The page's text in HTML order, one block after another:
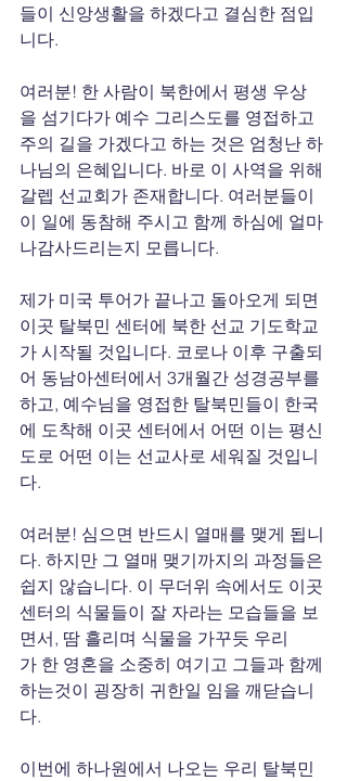
들이 신앙생활을 하겠다고 결심한 점입
니다.
여러분! 한 사람이 북한에서 평생 우상
을 섬기다가 예수 그리스도를 영접하고
주의 길을 가겠다고 하는 것은 엄청난 하
나님의 은혜입니다. 바로 이 사역을 위해
갈렙 선교회가 존재합니다. 여러분들이
이 일에 동참해 주시고 함께 하심에 얼마
나감사드리는지 모릅니다.
제가 미국 투어가 끝나고 돌아오게 되면
이곳 탈북민 센터에 북한 선교 기도학교
가 시작될 것입니다. 코로나 이후 구출되
어 동남아센터에서 3개월간 성경공부를
하고, 예수님을 영접한 탈북민들이 한국
에 도착해 이곳 센터에서 어떤 이는 평신
도로 어떤 이는 선교사로 세워질 것입니
다.
여러분! 심으면 반드시 열매를 맺게 됩니
다. 하지만 그 열매 맺기까지의 과정들은
쉽지 않습니다. 이 무더위 속에서도 이곳
센터의 식물들이 잘 자라는 모습들을 보
면서, 땀 흘리며 식물을 가꾸듯 우리
가 한 영혼을 소중히 여기고 그들과 함께
하는것이 굉장히 귀한일 임을 깨닫습니
다.
이번에 하나원에서 나오는 우리 탈북민